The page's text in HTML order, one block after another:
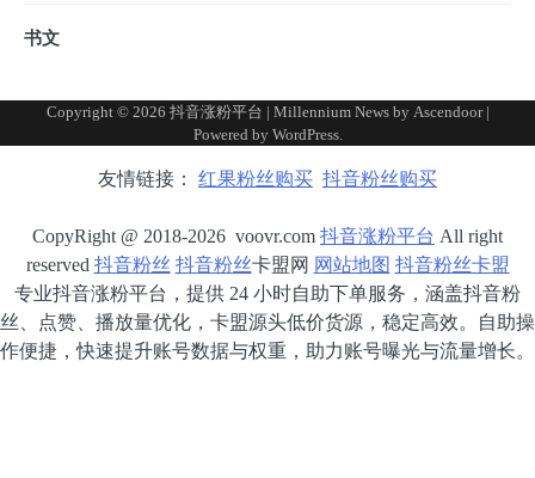
书文
Copyright © 2026 抖音涨粉平台 | Millennium News by Ascendoor|
Powered by WordPress.
友情链接： 红果粉丝购买 抖音粉丝购买
CopyRight @ 2018-2026 voovr.com 抖音涨粉平台 All right
reserved 抖音粉丝 抖音粉丝卡盟网 网站地图 抖音粉丝卡盟
专业抖音涨粉平台，提供 24 小时自助下单服务，涵盖抖音粉
丝、点赞、播放量优化，卡盟源头低价货源，稳定高效。自助操
作便捷，快速提升账号数据与权重，助力账号曝光与流量增长。